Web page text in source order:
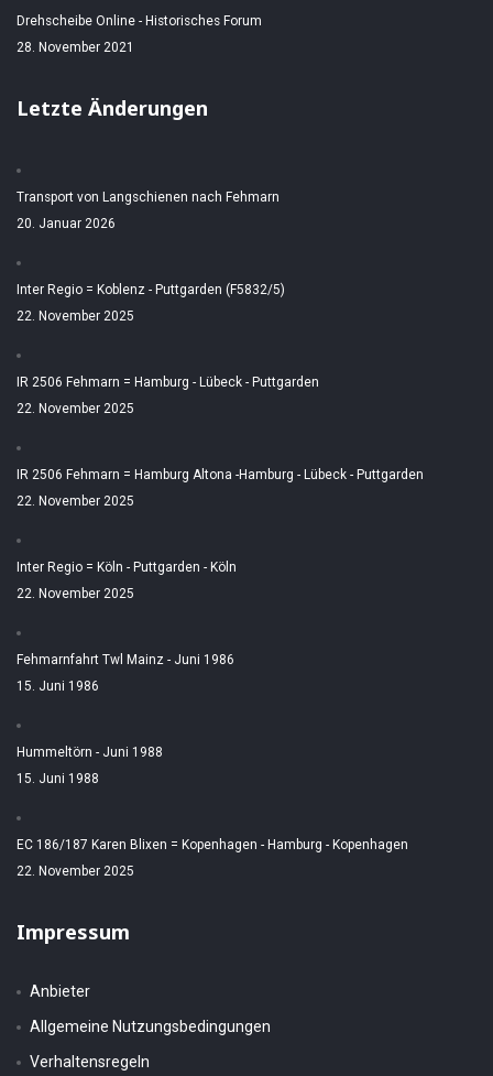
Drehscheibe Online - Historisches Forum
28. November 2021
Letzte Änderungen
Transport von Langschienen nach Fehmarn
20. Januar 2026
Inter Regio = Koblenz - Puttgarden (F5832/5)
22. November 2025
IR 2506 Fehmarn = Hamburg - Lübeck - Puttgarden
22. November 2025
IR 2506 Fehmarn = Hamburg Altona -Hamburg - Lübeck - Puttgarden
22. November 2025
Inter Regio = Köln - Puttgarden - Köln
22. November 2025
Fehmarnfahrt Twl Mainz - Juni 1986
15. Juni 1986
Hummeltörn - Juni 1988
15. Juni 1988
EC 186/187 Karen Blixen = Kopenhagen - Hamburg - Kopenhagen
22. November 2025
Impressum
Anbieter
Allgemeine Nutzungsbedingungen
Verhaltensregeln